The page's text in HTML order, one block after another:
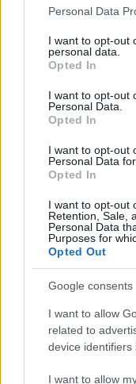
Please note that this
not limited to your
grant or deny
use your data for
consent section.
Personal Data
I want to opt-out
personal data.
Opted In
I want to opt-out
Personal Data.
Opted In
I want to opt-out
Personal Data
Opted In
I want to opt-out
Retention, Sale,
Personal Data
Purposes for
Opted Out
Google consents
I want to allow
related to
device identifiers
I want to allow
kellene vonni
hogy amíg térkép
ember. Utána
Ajánlott